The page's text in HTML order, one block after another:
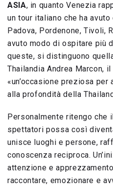
ASIA, in quanto Venezia
un tour italiano che ha
Padova, Pordenone, Tivoli,
avuto modo di ospitare più
queste, si distinguono
Thailandia Andrea Marcon,
«un’occasione preziosa
alla profondità della
Personalmente ritengo che
spettatori possa così
unisce luoghi e persone,
conoscenza reciproca.
attenzione e
raccontare, emozionare e